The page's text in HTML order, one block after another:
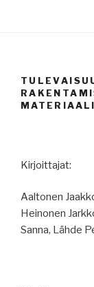
Kirjoittajat:
Aaltonen
Heinonen
Sanna, Lähde